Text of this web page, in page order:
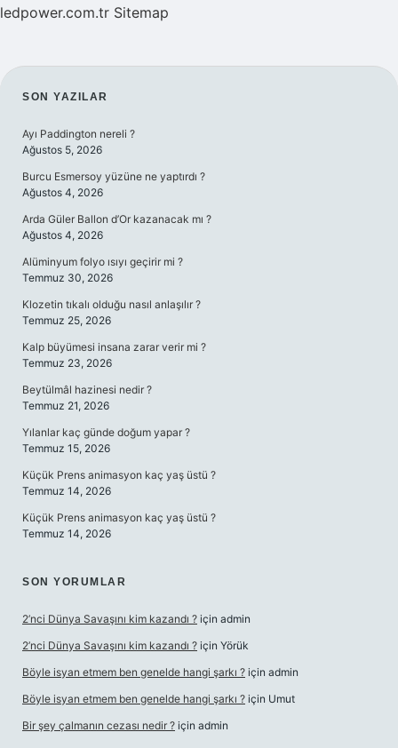
ledpower.com.tr Sitemap
SIDEBAR
SON YAZILAR
Ayı Paddington nereli ?
Ağustos 5, 2026
Burcu Esmersoy yüzüne ne yaptırdı ?
Ağustos 4, 2026
Arda Güler Ballon d’Or kazanacak mı ?
Ağustos 4, 2026
Alüminyum folyo ısıyı geçirir mi ?
Temmuz 30, 2026
Klozetin tıkalı olduğu nasıl anlaşılır ?
Temmuz 25, 2026
Kalp büyümesi insana zarar verir mi ?
Temmuz 23, 2026
Beytülmâl hazinesi nedir ?
Temmuz 21, 2026
Yılanlar kaç günde doğum yapar ?
Temmuz 15, 2026
Küçük Prens animasyon kaç yaş üstü ?
Temmuz 14, 2026
Küçük Prens animasyon kaç yaş üstü ?
Temmuz 14, 2026
SON YORUMLAR
2’nci Dünya Savaşını kim kazandı ? için admin
2’nci Dünya Savaşını kim kazandı ? için Yörük
Böyle isyan etmem ben genelde hangi şarkı ? için admin
Böyle isyan etmem ben genelde hangi şarkı ? için Umut
Bir şey çalmanın cezası nedir ? için admin